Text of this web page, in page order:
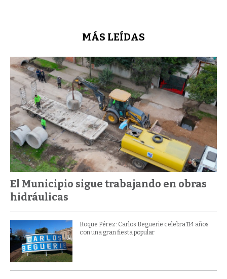
MÁS LEÍDAS
El Municipio sigue trabajando en obras
hidráulicas
Roque Pérez: Carlos Beguerie celebra 114 años
con una gran fiesta popular